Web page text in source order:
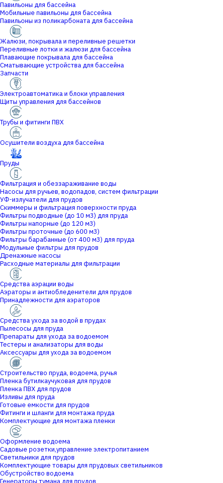
Павильоны для бассейна
Мобильные павильоны для бассейна
Павильоны из поликарбоната для бассейна
Жалюзи, покрывала и переливные решетки
Переливные лотки и жалюзи для бассейна
Плавающие покрывала для бассейна
Сматывающие устройства для бассейна
Запчасти
Электроавтоматика и блоки управления
Щиты управления для бассейнов
Трубы и фитинги ПВХ
Осушители воздуха для бассейна
Пруды
Фильтрация и обеззараживание воды
Насосы для ручьев, водопадов, систем фильтрации
УФ-излучатели для прудов
Скиммеры и фильтрация поверхности пруда
Фильтры подводные (до 10 м3) для пруда
Фильтры напорные (до 120 м3)
Фильтры проточные (до 600 м3)
Фильтры барабанные (от 400 м3) для пруда
Модульные фильтры для прудов
Дренажные насосы
Расходные материалы для фильтрации
Средства аэрации воды
Аэраторы и антиобледенители для прудов
Принадлежности для аэраторов
Средства ухода за водой в прудах
Пылесосы для пруда
Препараты для ухода за водоемом
Тестеры и анализаторы для воды
Аксессуары для ухода за водоемом
Строительство пруда, водоема, ручья
Пленка бутилкаучуковая для прудов
Пленка ПВХ для прудов
Изливы для пруда
Готовые емкости для прудов
Фитинги и шланги для монтажа пруда
Комплектующие для монтажа пленки
Оформление водоема
Садовые розетки,управление электропитанием
Светильники для прудов
Комплектующие товары для прудовых светильников
Обустройство водоема
Генераторы тумана для прудов